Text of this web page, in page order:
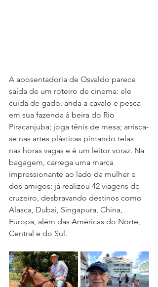
A aposentadoria de Osvaldo parece
saída de um roteiro de cinema: ele
cuida de gado, anda a cavalo e pesca
em sua fazenda à beira do Rio
Piracanjuba; joga tênis de mesa; arrisca-
se nas artes plásticas pintando telas
nas horas vagas e é um leitor voraz. Na
bagagem, carrega uma marca
impressionante ao lado da mulher e
dos amigos: já realizou 42 viagens de
cruzeiro, desbravando destinos como
Alasca, Dubai, Singapura, China,
Europa, além das Américas do Norte,
Central e do Sul.